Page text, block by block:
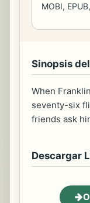
MOBI,
Sinopsis
When
seventy-six
friends ask
Descargar